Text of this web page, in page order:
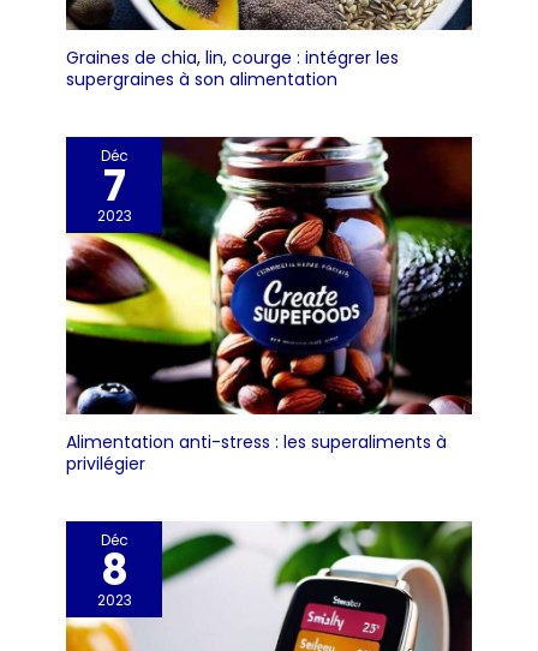
Graines de chia, lin, courge : intégrer les
supergraines à son alimentation
Déc
7
2023
Alimentation anti-stress : les superaliments à
privilégier
Déc
8
2023